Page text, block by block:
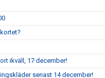
ikväll, 17 december!
senast 14 december!